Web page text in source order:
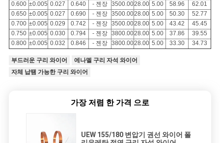
0.600 ±0.005 0.027 0.640 - 젠장 3500.0028.00 5.00 58.96
62.01
0.650 ±0.005 0.027 0.690 - 젠장 3500.0028.00 5.00 50.30
52.77
0.700 ±0.005 0.029 0.742 - 젠장 3500.0028.00 5.00 43.42
45.45
0.750 ±0.005 0.030 0.794 - 젠장 3800.0028.00 5.00 37.86
39.55
0.800 ±0.005 0.032 0.846 - 젠장 3800.0028.00 5.00 33.30 34.73
부드러운 구리 와이어
에나멜 구리 자석 와이어
자체 납땜 가능한 구리 와이어
가장 저렴 한 가격 으로
UEW 155/180 변압기 권선 와이어 폴